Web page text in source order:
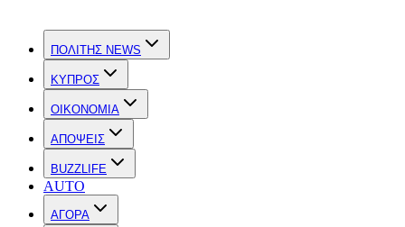
ΠΟΛΙΤΗΣ NEWS
ΚΥΠΡΟΣ
OIKONOMIA
ΑΠΟΨΕΙΣ
BUZZLIFE
AUTO
ΑΓΟΡΑ